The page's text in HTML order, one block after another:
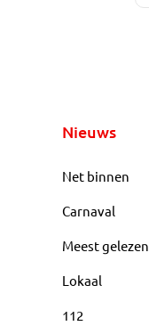
Nieuws
Net binnen
Carnaval
Meest gelezen
Lokaal
112